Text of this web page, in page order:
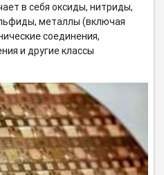
в себя оксиды, нитриды,
металлы (включая
соединения,
и другие классы